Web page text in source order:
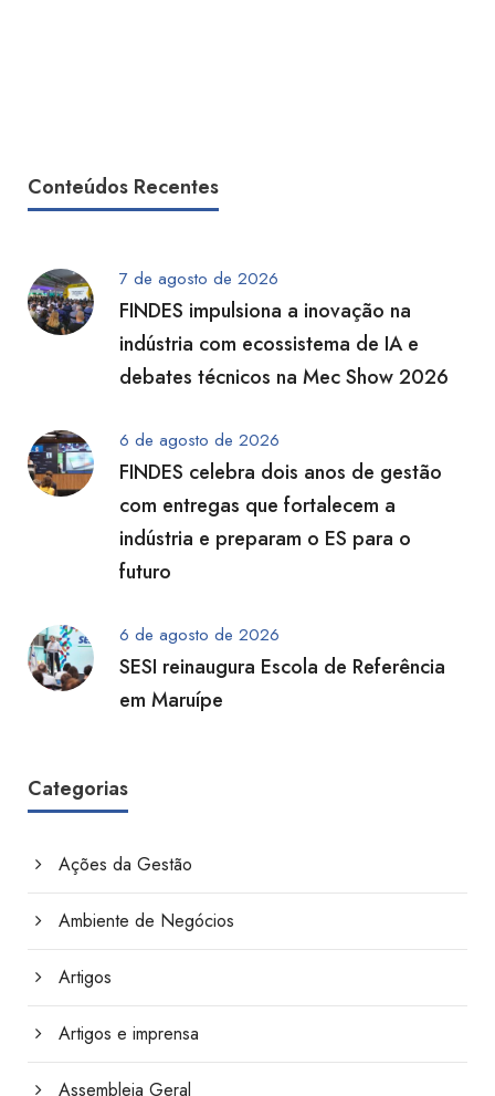
Conteúdos Recentes
7 de agosto de 2026
FINDES impulsiona a inovação na
indústria com ecossistema de IA e
debates técnicos na Mec Show 2026
6 de agosto de 2026
FINDES celebra dois anos de gestão
com entregas que fortalecem a
indústria e preparam o ES para o
futuro
6 de agosto de 2026
SESI reinaugura Escola de Referência
em Maruípe
Categorias
Ações da Gestão
Ambiente de Negócios
Artigos
Artigos e imprensa
Assembleia Geral